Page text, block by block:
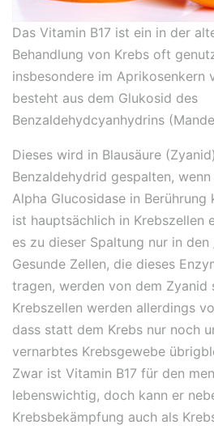
Das Vitamin B17 ist ein in der
Behandlung von Krebs oft
insbesondere im Aprikosenkern
besteht aus dem Glukosid des
Benzaldehydcyanhydrins
Dieses wird in Blausäure
Benzaldehydrid gespalten,
Alpha Glucosidase in Berührung
ist hauptsächlich in Krebszellen
es zu dieser Spaltung nur in den
Gesunde Zellen, die dieses
tragen, werden von dem Zyanid
Krebszellen werden allerdings
dass statt dem Krebs nur noch
vernarbtes Krebsgewebe
Zwar ist Vitamin B17 für den
lebenswichtig, doch kann er
Krebsbekämpfung auch als